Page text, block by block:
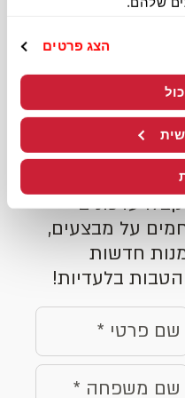
הצג פרטיםהטוב
האט -
כולם!
למועדון
עדכונים
על מבצעים,
חדשות
בלעדיות!